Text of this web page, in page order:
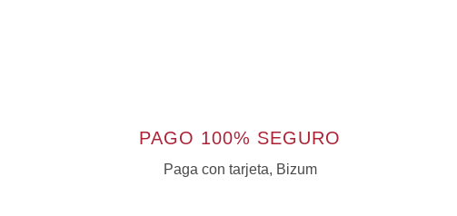
PAGO 100% SEGURO
Paga con tarjeta, Bizum